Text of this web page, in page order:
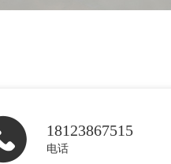
18123867515
电话